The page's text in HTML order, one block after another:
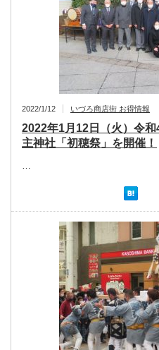
2022/1/12 いづろ商店街 お得情報
2022年1月12日（火）令
主神社「初穂祭」を開催！
…